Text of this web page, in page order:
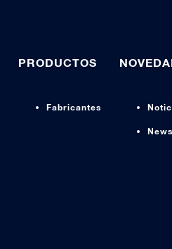
PRODUCTOS
Fabricantes